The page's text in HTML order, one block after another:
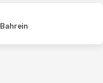
Bahrein